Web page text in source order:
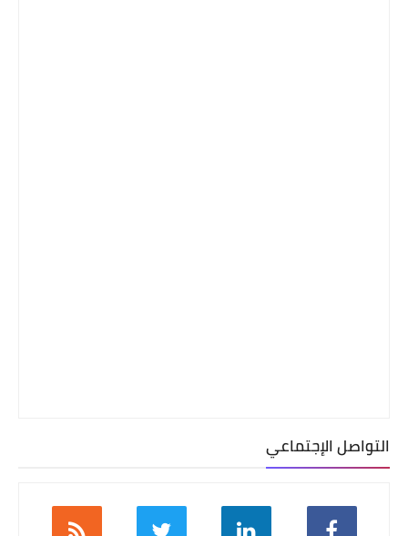
التواصل الإجتماعي